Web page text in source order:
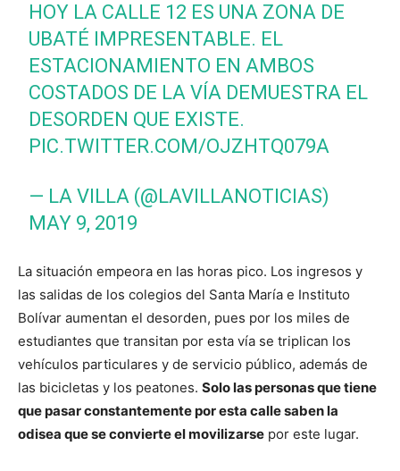
HOY LA CALLE 12 ES UNA ZONA DE
UBATÉ IMPRESENTABLE. EL
ESTACIONAMIENTO EN AMBOS
COSTADOS DE LA VÍA DEMUESTRA EL
DESORDEN QUE EXISTE.
PIC.TWITTER.COM/OJZHTQ079A
— LA VILLA (@LAVILLANOTICIAS)
MAY 9, 2019
La situación empeora en las horas pico. Los ingresos y
las salidas de los colegios del Santa María e Instituto
Bolívar aumentan el desorden, pues por los miles de
estudiantes que transitan por esta vía se triplican los
vehículos particulares y de servicio público, además de
las bicicletas y los peatones. Solo las personas que tiene
que pasar constantemente por esta calle saben la
odisea que se convierte el movilizarse por este lugar.